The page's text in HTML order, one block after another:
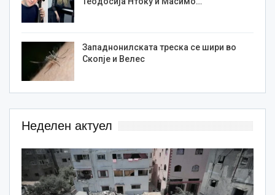
Западнонилската треска се шири во
Скопје и Велес
Неделен актуел